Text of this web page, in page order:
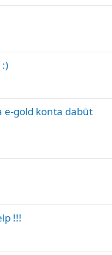
e-gold konta dabūt
!!!